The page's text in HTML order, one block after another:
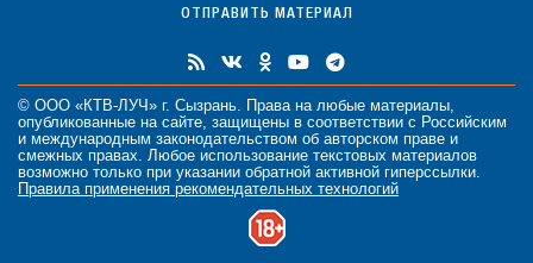
ОТПРАВИТЬ МАТЕРИАЛ
© ООО «КТВ-ЛУЧ» г. Сызрань. Права на любые материалы
опубликованные на сайте, защищены в соответствии с Российским
и международным законодательством об авторском праве и
смежных правах. Любое использование текстовых материалов
возможно только при указании обратной активной гиперссылки.
Правила применения рекомендательных технологий